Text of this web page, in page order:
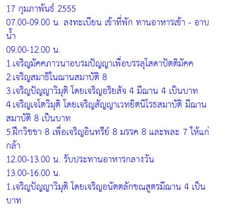
17 กุมภาพันธ์ 2555
07.00-09.00 น. ลงทะเบียน เข้าที่พัก ทานอาหารเช้า - อาบ
น้ำ
09.00-12.00 น.
1.เจริญมัคคภาวนาอบรมปัญญาเพื่อบรรลุโสดาปัตติมัคค
2.เจริญสมาธิในฌานสมาบัติ 8
3.เจริญปัญญาวิมุติ โดยเจริญอริยสัจ 4 มีฌาน 4 เป็นบาท
4.เจริญเจโตวิมุติ โดยเจริญสัญญาเวทยิตนิโรธสมาบัติ มีฌาน
สมาบัติ 8 เป็นบาท
5.ฝึกวิชชา 8 เพื่อเจริญอินทรีย์ 8 มรรค 8 และพละ 7 ให้แก่
กล้า
12.00-13.00 น. รับประทานอาหารกลางวัน
13.00-16.00 น.
1.เจริญปัญญาวิมุติ โดยเจริญอนัตตลักขณสูตรมีฌาน 4 เป็น
บาท